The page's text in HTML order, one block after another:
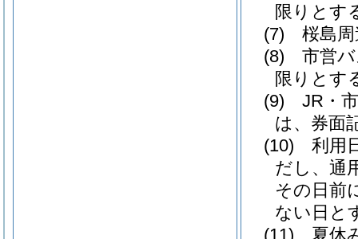
限りとす
(7)
桜島
(8)
市営
限りとす
(9)
JR・
は、券面
(10)
利用
だし、通
その日前
ない日と
(11)
夏休